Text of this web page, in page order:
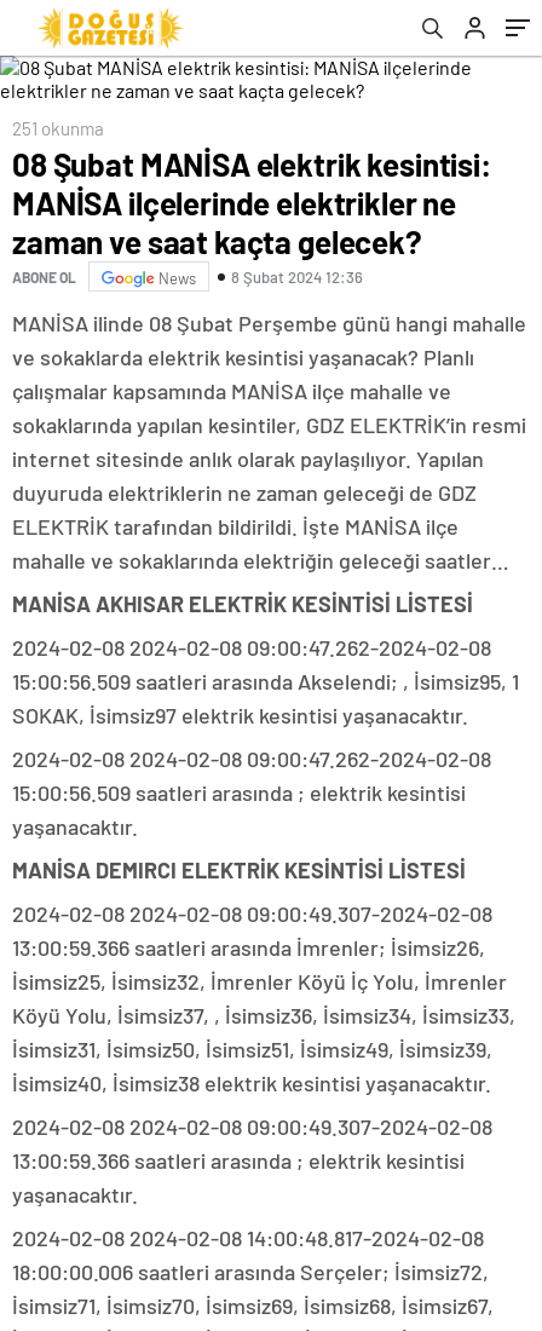
kaçta gelecek?
251 okunma
08 Şubat MANİSA elektrik kesintisi:
MANİSA ilçelerinde elektrikler ne
zaman ve saat kaçta gelecek?
ABONE OL News 8 Şubat 2024 12:36
MANİSA ilinde 08 Şubat Perşembe günü hangi mahalle
ve sokaklarda elektrik kesintisi yaşanacak? Planlı
çalışmalar kapsamında MANİSA ilçe mahalle ve
sokaklarında yapılan kesintiler, GDZ ELEKTRİK’in resmi
internet sitesinde anlık olarak paylaşılıyor. Yapılan
duyuruda elektriklerin ne zaman geleceği de GDZ
ELEKTRİK tarafından bildirildi. İşte MANİSA ilçe
mahalle ve sokaklarında elektriğin geleceği saatler…
MANİSA AKHISAR ELEKTRİK KESİNTİSİ LİSTESİ
2024-02-08 2024-02-08 09:00:47.262-2024-02-08
15:00:56.509 saatleri arasında Akselendi; , İsimsiz95, 1
SOKAK, İsimsiz97 elektrik kesintisi yaşanacaktır.
2024-02-08 2024-02-08 09:00:47.262-2024-02-08
15:00:56.509 saatleri arasında ; elektrik kesintisi
yaşanacaktır.
MANİSA DEMIRCI ELEKTRİK KESİNTİSİ LİSTESİ
2024-02-08 2024-02-08 09:00:49.307-2024-02-08
13:00:59.366 saatleri arasında İmrenler; İsimsiz26,
İsimsiz25, İsimsiz32, İmrenler Köyü İç Yolu, İmrenler
Köyü Yolu, İsimsiz37, , İsimsiz36, İsimsiz34, İsimsiz33,
İsimsiz31, İsimsiz50, İsimsiz51, İsimsiz49, İsimsiz39,
İsimsiz40, İsimsiz38 elektrik kesintisi yaşanacaktır.
2024-02-08 2024-02-08 09:00:49.307-2024-02-08
13:00:59.366 saatleri arasında ; elektrik kesintisi
yaşanacaktır.
2024-02-08 2024-02-08 14:00:48.817-2024-02-08
18:00:00.006 saatleri arasında Serçeler; İsimsiz72,
İsimsiz71, İsimsiz70, İsimsiz69, İsimsiz68, İsimsiz67,